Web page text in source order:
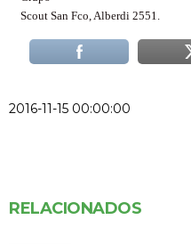
Scout San Fco, Alberdi 2551.
2016-11-15 00:00:00
RELACIONADOS